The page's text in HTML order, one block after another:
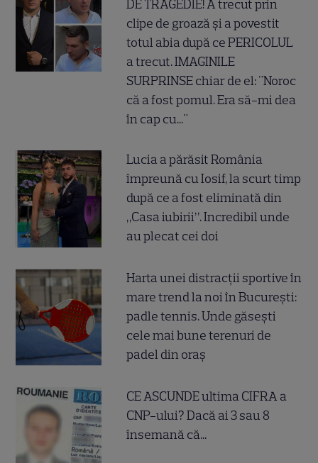
DE TRAGEDIE! A trecut prin
clipe de groază și a povestit
totul abia după ce PERICOLUL
a trecut. IMAGINILE
SURPRINSE chiar de el: "Noroc
că a fost pomul. Era să-mi dea
în cap cu..."
Lucia a părăsit România
împreună cu Iosif, la scurt timp
după ce a fost eliminată din
„Casa iubirii”. Incredibil unde
au plecat cei doi
Harta unei distracții sportive în
mare trend la noi în București:
padle tennis. Unde găsești
cele mai bune terenuri de
padel din oraș
CE ASCUNDE ultima CIFRA a
CNP-ului? Dacă ai 3 sau 8
însemană că...